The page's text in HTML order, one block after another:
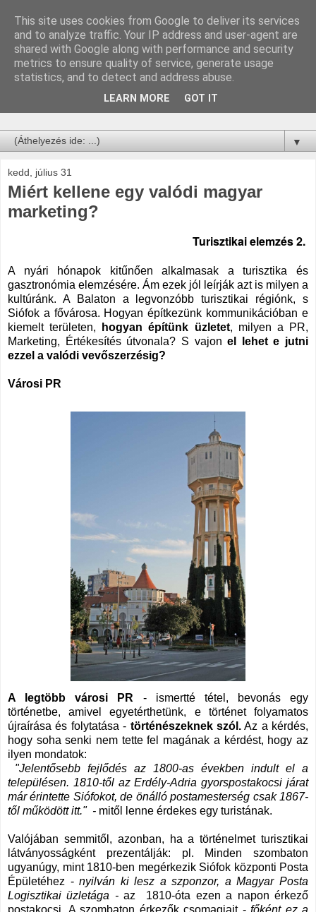
Építsd fel a saját
történeted!
Hozzávalók: Stratégia, PR, Történetek, Taktika, Marketing,
▼
kedd, július 31
Miért kellene egy valódi magyar
marketing?
Turisztikai elemzés 2.
A nyári hónapok kitűnően alkalmasak a turisztika és
gasztronómia elemzésére. Ám ezek jól leírják azt is milyen a
kultúránk. A Balaton a legvonzóbb turisztikai régiónk, s
Siófok a fővárosa. Hogyan építkezünk kommunikációban e
kiemelt területen,
hogyan építünk üzletet, milyen a PR,
Marketing, Értékesítés útvonala? S vajonel lehet e jutni
ezzel a valódi vevőszerzésig?
Városi PR
A legtöbb városi PR - ismertté tétel, bevonás egy
történetbe, amivel egyetérthetünk, e történet folyamatos
újraírása és folytatása - történészeknek szól.Az a kérdés,
hogy soha senki nem tette fel magának a kérdést, hogy az
ilyen mondatok:
"Jelentősebb fejlődés az 1800-as években indult el a
településen. 1810-től az Erdély-Adria gyorspostakocsi járat
már érintette Siófokot, de önálló postamesterség csak 1867-
től működött itt." - mitől lenne érdekes egy turistának.
Valójában semmitől, azonban, ha a történelmet turisztikai
látványosságként prezentálják: pl. Minden szombaton
ugyanúgy, mint 1810-ben megérkezik Siófok központi Posta
Épületéhez -nyilván ki lesz a szponzor, a Magyar Posta
Logisztikai üzletága -az
1810-óta ezen a napon érkező
postakocsi. A szombaton érkezők csomagjait - főként ez a
This site uses cookies from Google to deliver its services
and to analyze traffic. Your IP address and user-agent are
shared with Google along with performance and security
metrics to ensure quality of service, generate usage
statistics, and to detect and address abuse.
LEARN MORE GOT IT